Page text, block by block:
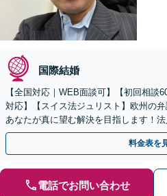
国際結婚
【全国対応｜WEB面談可】【初回相談
対応】【スイス法ジュリスト】欧州の弁
あなたが真に望む解決を目指します！
やかな連絡と粘り強い交渉を徹底【休
料金表を
電話でお問い合わせ